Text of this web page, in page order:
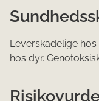
Leverskadelige
hos dyr.